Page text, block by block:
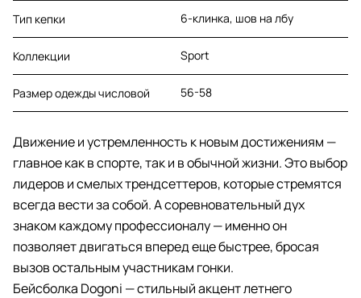
Тип кепки 6-клинка, шов на лбу
Коллекции Sport
Размер одежды числовой 56-58
Движение и устремленность к новым достижениям —
главное как в спорте, так и в обычной жизни. Это выбор
лидеров и смелых трендсеттеров, которые стремятся
всегда вести за собой. А соревновательный дух
знаком каждому профессионалу — именно он
позволяет двигаться вперед еще быстрее, бросая
вызов остальным участникам гонки.
Бейсболка Dogoni — стильный акцент летнего